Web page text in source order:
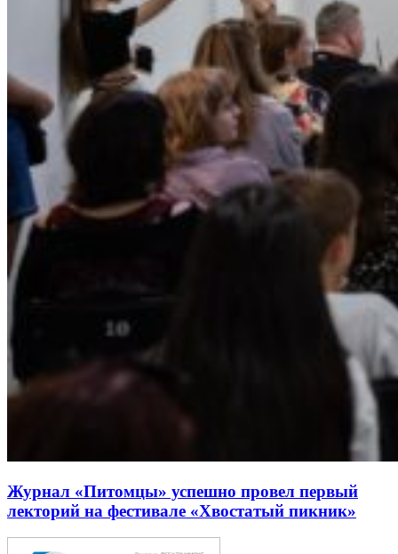
Журнал «Питомцы» успешно провел первый
лекторий на фестивале «Хвостатый пикник»